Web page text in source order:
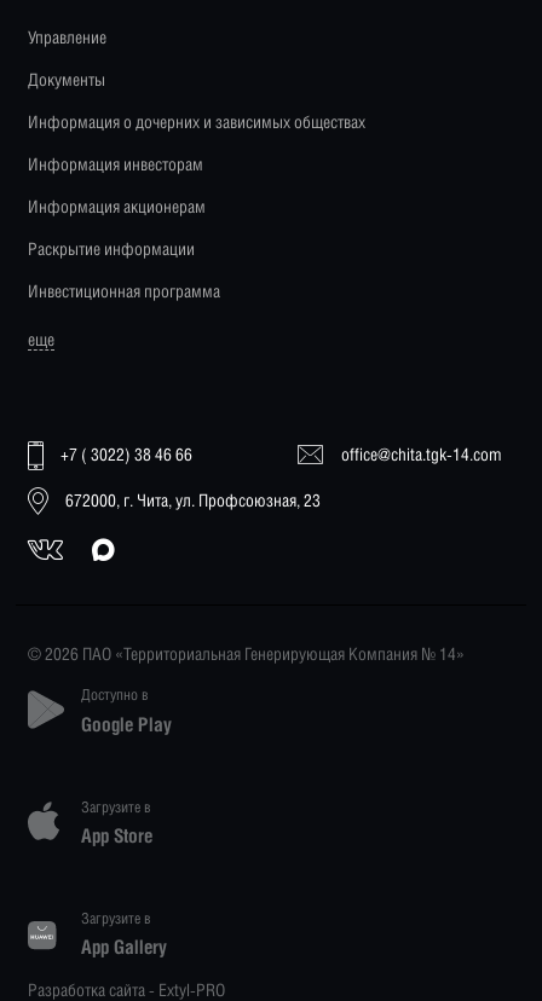
Управление
Документы
Информация о дочерних и зависимых обществах
Информация инвесторам
Информация акционерам
Раскрытие информации
Инвестиционная программа
еще
+7 ( 3022) 38 46 66 office@chita.tgk-14.com
672000, г. Чита, ул. Профсоюзная, 23
© 2026 ПАО «Территориальная Генерирующая Компания № 14»
Доступно в
Google Play
Загрузите в
App Store
Загрузите в
App Gallery
Разработка сайта - Extyl-PRO